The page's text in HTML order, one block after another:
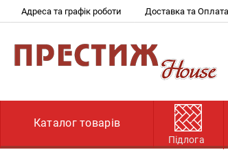
Адреса та графік роботи Доставка та Оплата
Каталог товарів
Підлога